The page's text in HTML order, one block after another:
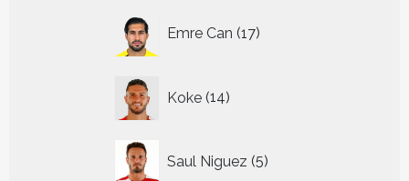
Emre Can 17
producten
Koke 14
producten
Saul Niguez 5
producten